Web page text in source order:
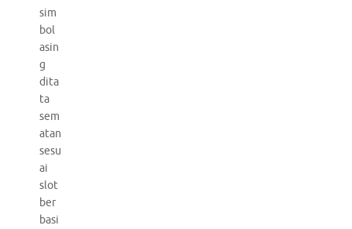
sim
bol
asin
g
dita
ta
sem
atan
sesu
ai
slot
ber
basi